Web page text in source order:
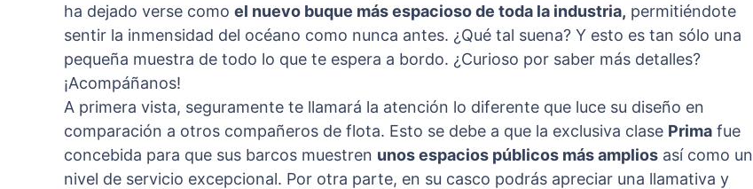
ha dejado verse como el nuevo buque más espacioso de toda la industria, permitiéndote
sentir la inmensidad del océano como nunca antes. ¿Qué tal suena? Y esto es tan sólo una
pequeña muestra de todo lo que te espera a bordo. ¿Curioso por saber más detalles?
¡Acompáñanos!
A primera vista, seguramente te llamará la atención lo diferente que luce su diseño en
comparación a otros compañeros de flota. Esto se debe a que la exclusiva clase Prima fue
concebida para que sus barcos muestren unos espacios públicos más amplios así como un
nivel de servicio excepcional. Por otra parte, en su casco podrás apreciar una llamativa y